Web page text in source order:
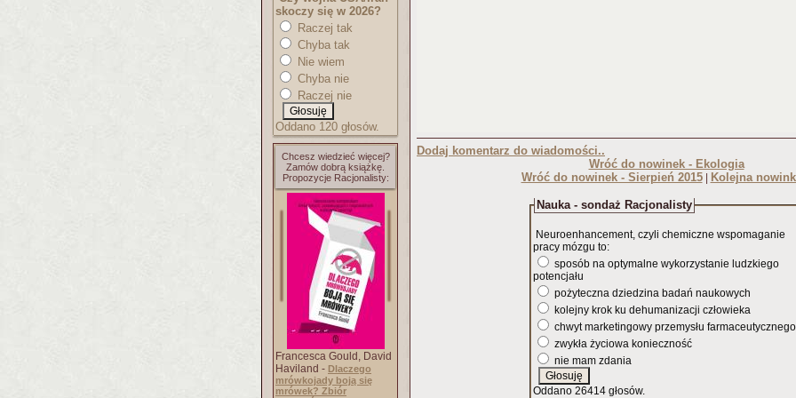
skoczy się w 2026?
Raczej tak
Chyba tak
Nie wiem
Chyba nie
Raczej nie
Oddano 120 głosów.
Chcesz wiedzieć więcej?
Zamów dobrą książkę.
Propozycje Racjonalisty:
Francesca Gould, David
Haviland - Dlaczego
mrówkojady boją się
mrówek? Zbiór
Dodaj komentarz do wiadomości..
Wróć do nowinek - Ekologia
Wróć do nowinek - Sierpień 2015| Kolejna
Nauka - sondaż Racjonalisty
Neuroenhancement, czyli chemiczne wspomaganie
pracy mózgu to:
sposób na optymalne wykorzystanie ludzkiego
potencjału
pożyteczna dziedzina badań naukowych
kolejny krok ku dehumanizacji człowieka
chwyt marketingowy przemysłu farmaceutycznego
zwykła życiowa konieczność
nie mam zdania
Oddano 26414 głosów.